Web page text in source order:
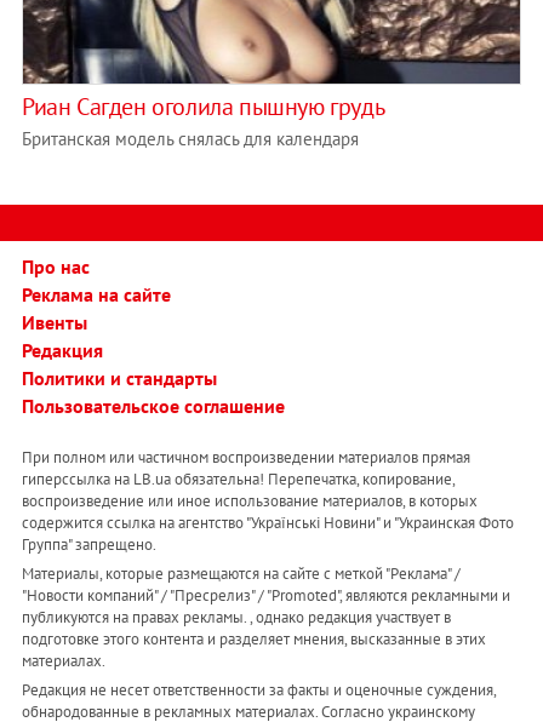
Риан Сагден оголила пышную грудь
Британская модель снялась для календаря
Про нас
Реклама на сайте
Ивенты
Редакция
Политики и стандарты
Пользовательское соглашение
При полном или частичном воспроизведении материалов прямая
гиперссылка на LB.ua обязательна! Перепечатка, копирование,
воспроизведение или иное использование материалов, в которых
содержится ссылка на агентство "Українськi Новини" и "Украинская Фото
Группа" запрещено.
Материалы, которые размещаются на сайте с меткой "Реклама" /
"Новости компаний" / "Пресрелиз" / "Promoted", являются рекламными и
публикуются на правах рекламы. , однако редакция участвует в
подготовке этого контента и разделяет мнения, высказанные в этих
материалах.
Редакция не несет ответственности за факты и оценочные суждения,
обнародованные в рекламных материалах. Согласно украинскому